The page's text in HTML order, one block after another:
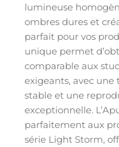
lumineuse
ombres dures et
parfait pour vos
unique permet
comparable aux
exigeants, avec
stable et une
exceptionnelle.
parfaitement aux
série Light Storm,